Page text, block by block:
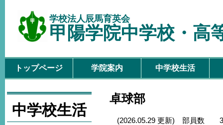
学校法人辰馬育英会
甲陽学院中学校・高
トップページ 学院案内 中学校生活
中学校生活
卓球部
(2026.05.29 更新) 部員